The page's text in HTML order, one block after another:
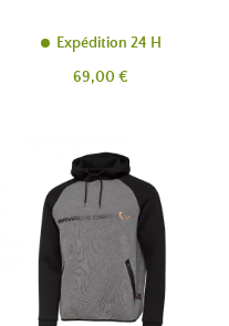
Expédition 24 H
Prix
69,00 €